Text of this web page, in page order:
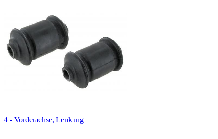
4 - Vorderachse, Lenkung